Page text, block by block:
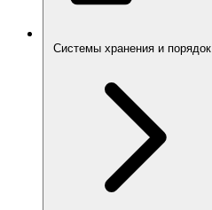
Системы хранения и порядок